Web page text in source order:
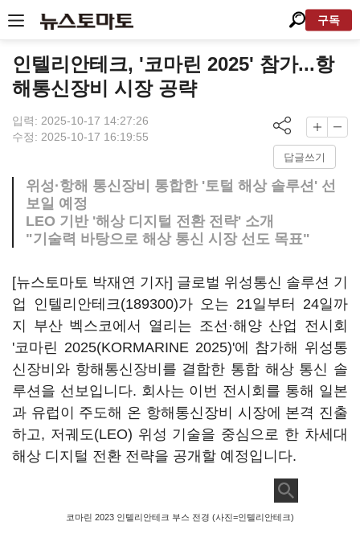
구독
인텔리안테크, '코마린 2025' 참가...항
해통신장비 시장 공략
입력: 2025-10-17 14:27:26
수정: 2025-10-17 16:19:55
답글쓰기
위성·항해 통신장비 통합한 '토털 해상 솔루션' 선
보일 예정
LEO 기반 '해상 디지털 전환 전략' 소개
"기술력 바탕으로 해상 통신 시장 선도 목표"
[뉴스토마토 박재연 기자] 글로벌 위성통신 솔루션 기
업 인텔리안테크(189300)가 오는 21일부터 24일까
지 부산 벡스코에서 열리는 조선·해양 산업 전시회
'코마린 2025(KORMARINE 2025)'에 참가해 위성통
신장비와 항해통신장비를 결합한 통합 해상 통신 솔
루션을 선보입니다. 회사는 이번 전시회를 통해 일본
과 유럽이 주도해 온 항해통신장비 시장에 본격 진출
하고, 저궤도(LEO) 위성 기술을 중심으로 한 차세대
해상 디지털 전환 전략을 공개할 예정입니다.
코마린 2023 인텔리안테크 부스 전경 (사진=인텔리안테크)